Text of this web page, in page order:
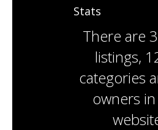
Stats
There are
listings,
categories
owners